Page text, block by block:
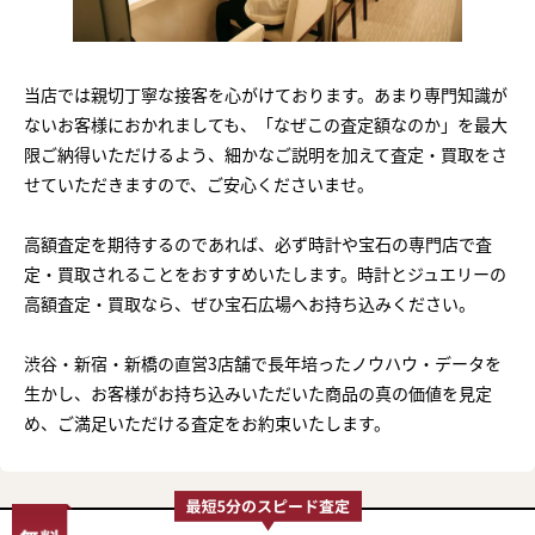
当店では親切丁寧な接客を心がけております。あまり専門知識が
ないお客様におかれましても、「なぜこの査定額なのか」を最大
限ご納得いただけるよう、細かなご説明を加えて査定・買取をさ
せていただきますので、ご安心くださいませ。
高額査定を期待するのであれば、必ず時計や宝石の専門店で査
定・買取されることをおすすめいたします。時計とジュエリーの
高額査定・買取なら、ぜひ宝石広場へお持ち込みください。
渋谷・新宿・新橋の直営3店舗で長年培ったノウハウ・データを
生かし、お客様がお持ち込みいただいた商品の真の価値を見定
め、ご満足いただける査定をお約束いたします。